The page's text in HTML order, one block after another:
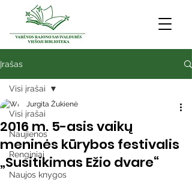
Įrašas
Visi įrašai
Naujienos
Renginiai
Naujos knygos
Visi įrašai
2016 m. 5-asis vaikų
meninės kūrybos festivalis
„Susitikimas Ežio dvare“
Jurgita Žukienė